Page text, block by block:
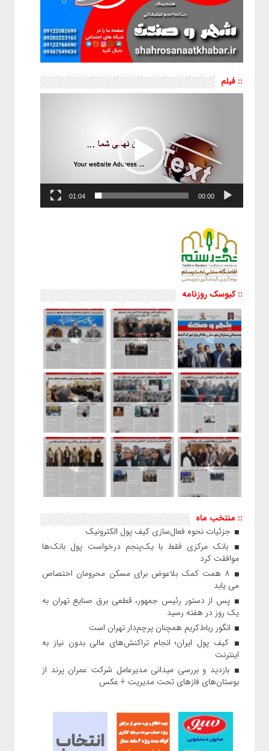
:: فیلم
نمایشگر
00:00
01:04
:: کیوسک روزنامه
:: منتخب ماه
جزئیات نحوه فعال‌سازی کیف پول الکترونیک
بانک مرکزی فقط با یک‌‎پنجم درخواست پول بانک‌ها
موافقت کرد
۸ همت کمک بلاعوض برای مسکن محرومان اختصاص
می یابد
پس از دستور رئیس‌ جمهور، قطعی برق صنایع تهران به
یک روز در هفته رسید
انگور رباط‌کریم همچنان پرچم‌دار تهران است
کیف پول ایران؛ انجام تراکنش‌های مالی بدون نیاز به
اینترنت
بازدید و بررسی میدانی مدیرعامل شرکت عمران پرند از
بوستان‌های فازهای تحت مدیریت + عکس